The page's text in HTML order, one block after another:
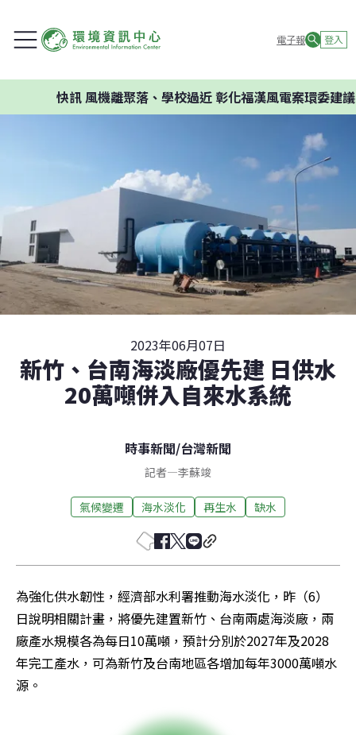
電子報 登入
快訊風機離聚落、學校過近 彰化福漢風電案環委建議不
2023年06月07日
新竹、台南海淡廠優先建 日供水
20萬噸併入自來水系統
時事新聞/台灣新聞
記者—李蘇竣
氣候變遷 海水淡化 再生水 缺水
為強化供水韌性，經濟部水利署推動海水淡化，昨（6）
日說明相關計畫，將優先建置新竹、台南兩處海淡廠，兩
廠產水規模各為每日10萬噸，預計分別於2027年及2028
年完工產水，可為新竹及台南地區各增加每年3000萬噸水
源。